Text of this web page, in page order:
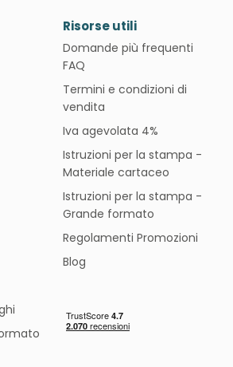
Risorse utili
Domande più frequenti
FAQ
Termini e condizioni di
vendita
Iva agevolata 4%
Istruzioni per la stampa -
Materiale cartaceo
Istruzioni per la stampa -
Grande formato
Regolamenti Promozioni
Blog